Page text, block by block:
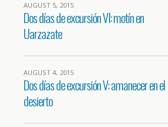
AUGUST 5, 2015
Dos días de excursión VI: motín en
Uarzazate
AUGUST 4, 2015
Dos días de excursión V: amanecer en el
desierto